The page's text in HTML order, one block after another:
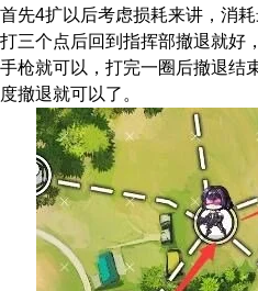
首先4扩以后考虑损耗来讲，消
打三个点后回到指挥部撤退就好
手枪就可以，打完一圈后撤退结
度撤退就可以了。